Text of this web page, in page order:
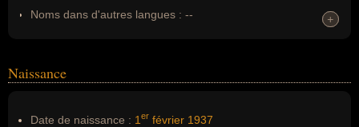
Noms dans d'autres langues : --
Nom de famille :Lis
+
+
Naissance
Date de naissance : 1 er février 1937